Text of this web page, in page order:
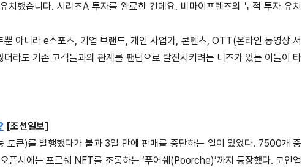
했습니다. 시리즈A 투자를 완료한 건데요. 비마이프렌즈의 누적 투자 유치
아니라 e스포츠, 기업 브랜드, 개인 사업가, 콘텐츠, OTT(온라인 동영상 서
라도 기존 고객들과의 관계를 팬덤으로 발전시키려는 니즈가 있는 이들이 타
[조선일보]
큰)를 발행했다가 불과 3일 만에 판매를 중단하는 일이 있었다. 7500개 중
시에는 포르쉐 NFT를 조롱하는 ‘푸어쉐(Poorche)’까지 등장했다. 코인업